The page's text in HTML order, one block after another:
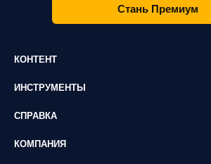
Стань Премиум
КОНТЕНТ
ИНСТРУМЕНТЫ
СПРАВКА
КОМПАНИЯ